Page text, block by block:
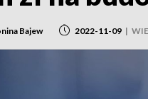
Bajew 2022-11-09 |